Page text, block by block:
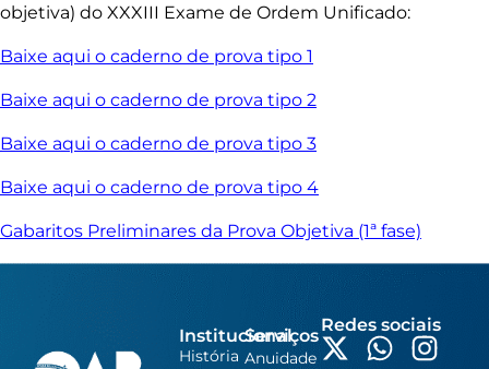
objetiva) do XXXIII Exame de Ordem Unificado:
Baixe aqui o caderno de prova tipo 1
Baixe aqui o caderno de prova tipo 2
Baixe aqui o caderno de prova tipo 3
Baixe aqui o caderno de prova tipo 4
Gabaritos Preliminares da Prova Objetiva (1ª fase)
Institucional
História
Serviços
Anuidade
Redes sociais